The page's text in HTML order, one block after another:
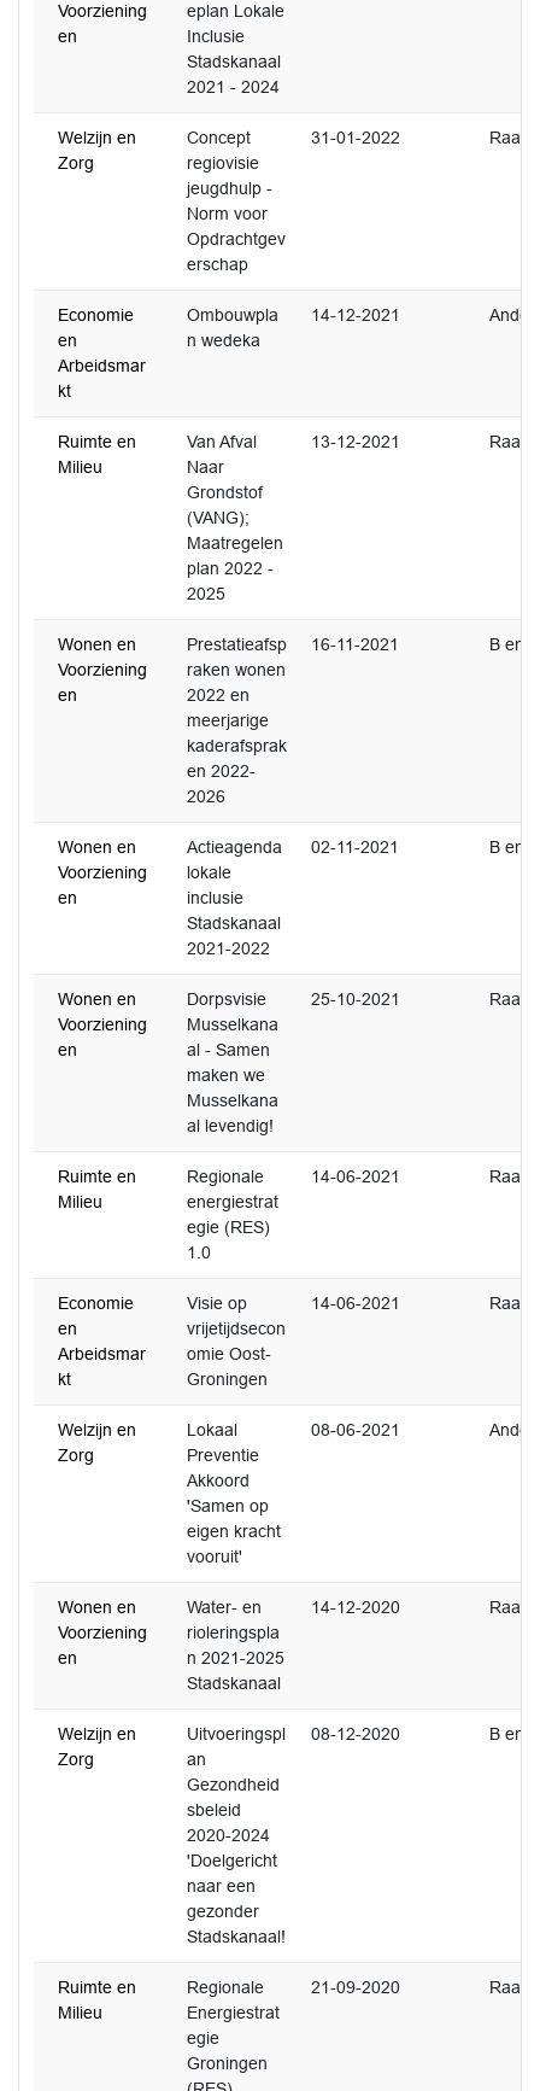
Voorziening
en
eplan Lokale
Inclusie
Stadskanaal
2021 - 2024
Welzijn en
Zorg
Concept
regiovisie
jeugdhulp -
Norm voor
Opdrachtgev
erschap
31-01-2022 Raad
Economie
en
Arbeidsmar
kt
Ombouwpla
n wedeka
14-12-2021 Ander
Ruimte en
Milieu
Van Afval
Naar
Grondstof
(VANG);
Maatregelen
plan 2022 -
2025
13-12-2021 Raad
Wonen en
Voorziening
en
Prestatieafsp
raken wonen
2022 en
meerjarige
kaderafsprak
en 2022-
2026
16-11-2021 B en
Wonen en
Voorziening
en
Actieagenda
lokale
inclusie
Stadskanaal
2021-2022
02-11-2021 B en
Wonen en
Voorziening
en
Dorpsvisie
Musselkana
al - Samen
maken we
Musselkana
al levendig!
25-10-2021 Raad
Ruimte en
Milieu
Regionale
energiestrat
egie (RES)
1.0
14-06-2021 Raad
Economie
en
Arbeidsmar
kt
Visie op
vrijetijdsecon
omie Oost-
Groningen
14-06-2021 Raad
Welzijn en
Zorg
Lokaal
Preventie
Akkoord
'Samen op
eigen kracht
vooruit'
08-06-2021 Ander
Wonen en
Voorziening
en
Water- en
rioleringspla
n 2021-2025
Stadskanaal
14-12-2020 Raad
Welzijn en
Zorg
Uitvoeringspl
an
Gezondheid
sbeleid
2020-2024
'Doelgericht
naar een
gezonder
Stadskanaal!
08-12-2020 B en
Ruimte en
Milieu
Regionale
Energiestrat
egie
Groningen
21-09-2020 Raad